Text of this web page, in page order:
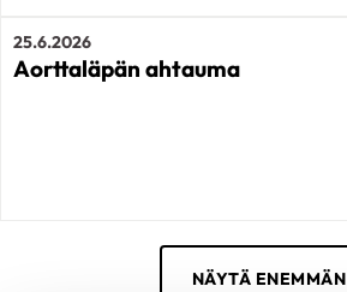
25.6.2026
Aorttaläpän ahtauma
NÄYTÄ ENEMMÄN